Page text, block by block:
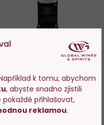
Sherry Pando Very Dry
Skladem > 200 ks
249 Kč
k tomu, abychom
, abyste snadno zjistili
přihlašovat,
reklamou.
stránky
Prosím